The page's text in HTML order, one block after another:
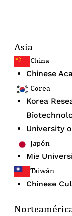
Asia
China
Chinese
Corea
Korea
University
Japón
Mie
Taiwán
Chinese